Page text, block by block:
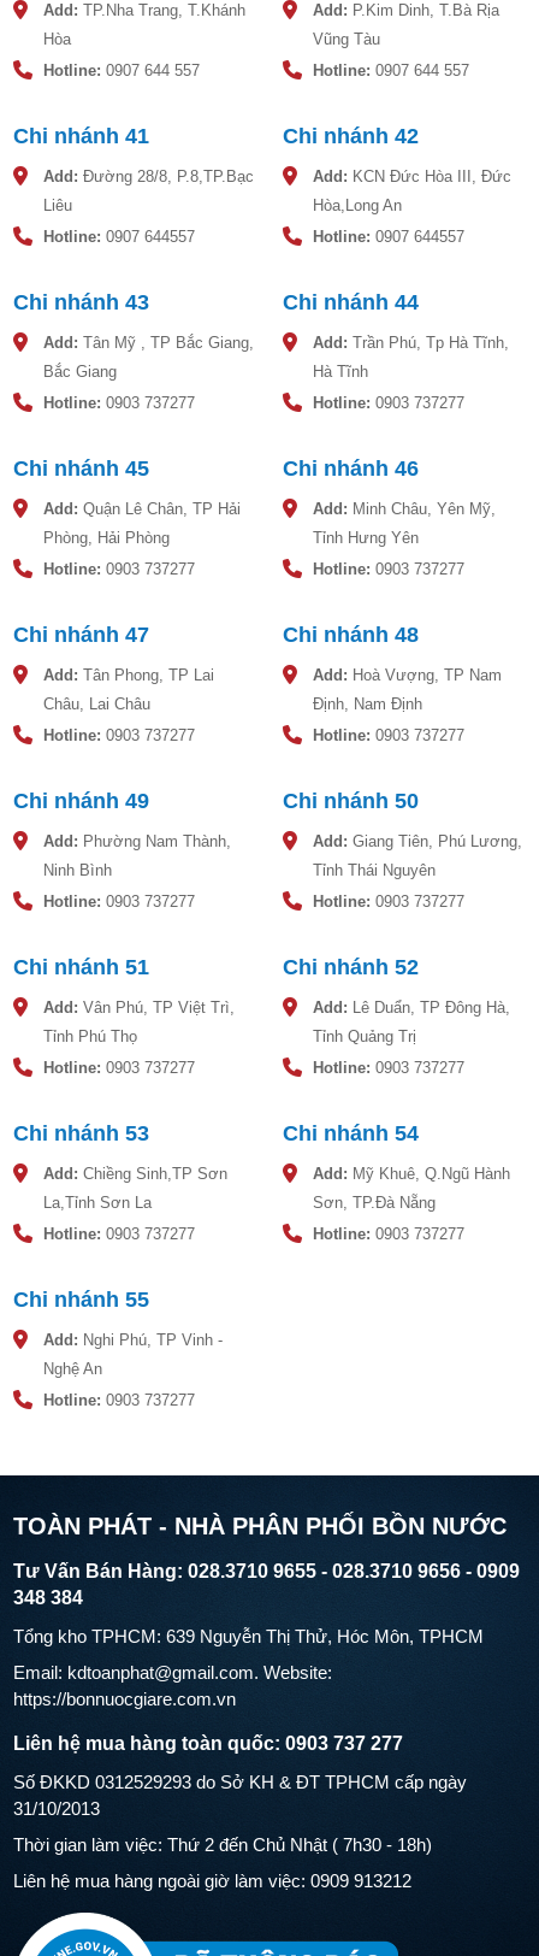
nước mà không gây ảnh hưởng lâu dài.
Đồng thời cần chọn vị trí có độ hấp thụ ánh sáng mặt trời tốt,
tránh những vật cản che khuất như mái che, bóng cây,...
sân thượng hoặc mái nhà cao.
Điều kiện nguồn nước
Để máy nước nóng có thể hoạt động hiệu quả thì cần thiết kế
nguồn nước thuận lợi. Thông thường người ta sẽ lắp đặt máy
nước nóng thấp hơn bồn chứa nước từ 1 đến 2m để nguồn
Máy nước nóng thấp hơn bồn chứa nước từ 1 đến 2m.
thể kiểm tra quá trình hoạt động máy ngay lập tức thay vì phải
chờ đợi đến ngày hôm sau.
Add: TP.Nha Trang, T.Khánh
Hòa
Hotline: 0907 644 557
Add: P.Kim Dinh, T.Bà Rịa
Vũng Tàu
Hotline: 0907 644 557
Chi nhánh 41
Add: Đường 28/8, P.8,TP.Bạc
Liêu
Hotline: 0907 644557
Chi nhánh 42
Add: KCN Đức Hòa III, Đức
Hòa,Long An
Hotline: 0907 644557
Chi nhánh 43
Add: Tân Mỹ , TP Bắc Giang,
Bắc Giang
Hotline: 0903 737277
Chi nhánh 44
Add: Trần Phú, Tp Hà Tĩnh,
Hà Tĩnh
Hotline: 0903 737277
Chi nhánh 45
Add: Quận Lê Chân, TP Hải
Phòng, Hải Phòng
Hotline: 0903 737277
Chi nhánh 46
Add: Minh Châu, Yên Mỹ,
Tỉnh Hưng Yên
Hotline: 0903 737277
Chi nhánh 47
Add: Tân Phong, TP Lai
Châu, Lai Châu
Hotline: 0903 737277
Chi nhánh 48
Add: Hoà Vượng, TP Nam
Định, Nam Định
Hotline: 0903 737277
Chi nhánh 49
Add: Phường Nam Thành,
Ninh Bình
Hotline: 0903 737277
Chi nhánh 50
Add: Giang Tiên, Phú Lương,
Tỉnh Thái Nguyên
Hotline: 0903 737277
Chi nhánh 51
Add: Vân Phú, TP Việt Trì,
Tỉnh Phú Thọ
Hotline: 0903 737277
Chi nhánh 52
Add: Lê Duẩn, TP Đông Hà,
Tỉnh Quảng Trị
Hotline: 0903 737277
Chi nhánh 53
Add: Chiềng Sinh,TP Sơn
La,Tỉnh Sơn La
Hotline: 0903 737277
Chi nhánh 54
Add: Mỹ Khuê, Q.Ngũ Hành
Sơn, TP.Đà Nẵng
Hotline: 0903 737277
Chi nhánh 55
Add: Nghi Phú, TP Vinh -
Nghệ An
Hotline: 0903 737277
TOÀN PHÁT - NHÀ PHÂN PHỐI BỒN NƯỚC
Tư Vấn Bán Hàng: 028.3710 9655 - 028.3710 9656 - 0909
348 384
Tổng kho TPHCM: 639 Nguyễn Thị Thử, Hóc Môn, TPHCM
Email: kdtoanphat@gmail.com. Website:
https://bonnuocgiare.com.vn
Liên hệ mua hàng toàn quốc: 0903 737 277
Số ĐKKD 0312529293 do Sở KH & ĐT TPHCM cấp ngày
31/10/2013
Thời gian làm việc: Thứ 2 đến Chủ Nhật ( 7h30 - 18h)
Liên hệ mua hàng ngoài giờ làm việc: 0909 913212